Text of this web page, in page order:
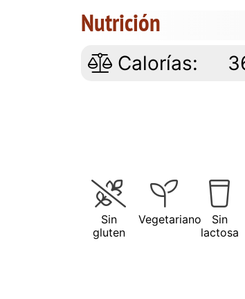
Nutrición
Calorías:
Sin
gluten
Vegetariano
Sin
lactosa